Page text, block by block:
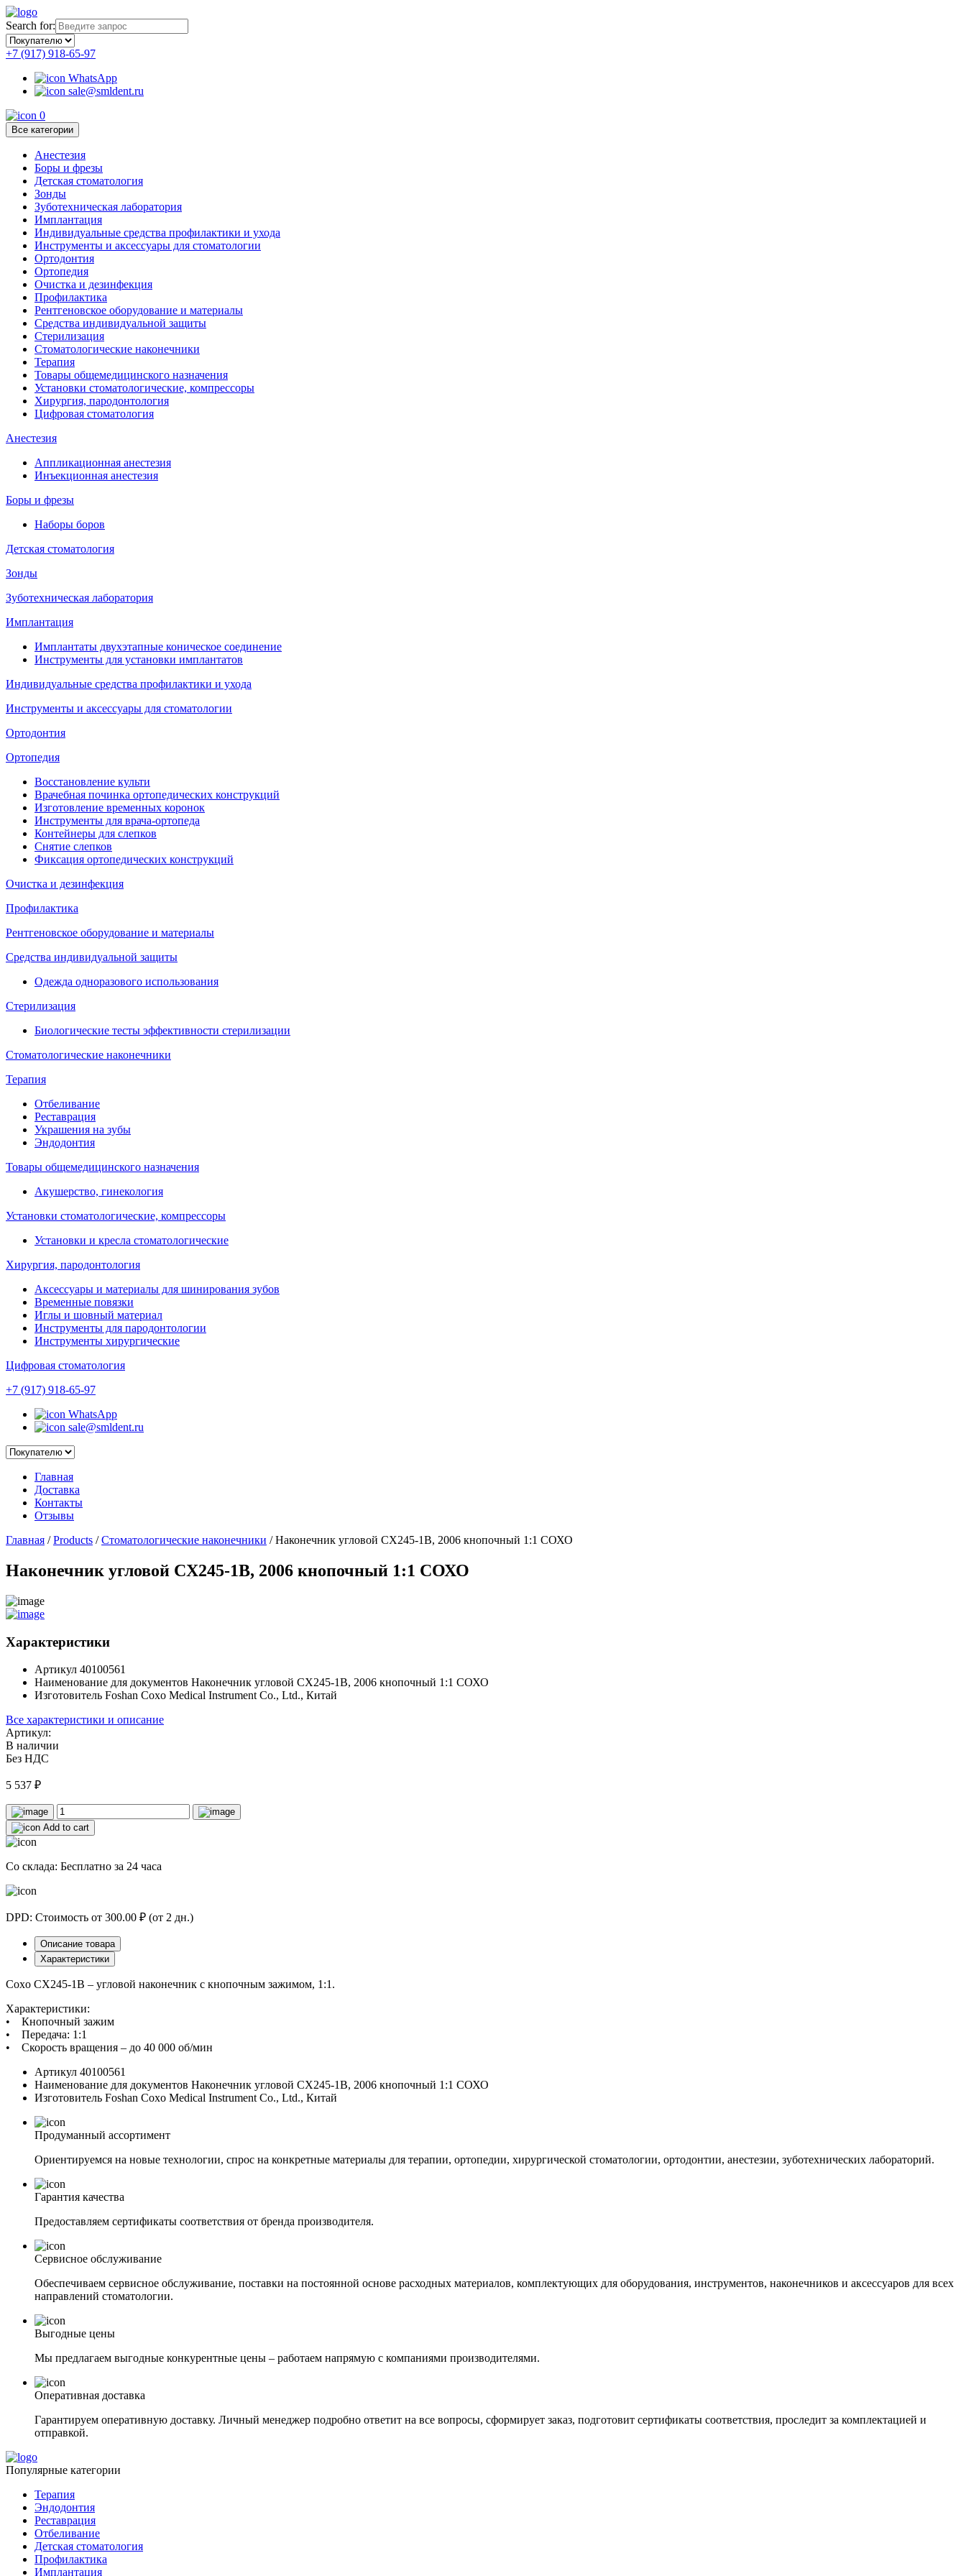
Search for:
+7 (917) 918-65-97
WhatsApp
sale@smldent.ru
0
Все категории
Анестезия
Боры и фрезы
Детская стоматология
Зонды
Зуботехническая лаборатория
Имплантация
Индивидуальные средства профилактики и ухода
Инструменты и аксессуары для стоматологии
Ортодонтия
Ортопедия
Очистка и дезинфекция
Профилактика
Рентгеновское оборудование и материалы
Средства индивидуальной защиты
Стерилизация
Стоматологические наконечники
Терапия
Товары общемедицинского назначения
Установки стоматологические, компрессоры
Хирургия, пародонтология
Цифровая стоматология
Анестезия
Аппликационная анестезия
Инъекционная анестезия
Боры и фрезы
Наборы боров
Детская стоматология
Зонды
Зуботехническая лаборатория
Имплантация
Имплантаты двухэтапные коническое соединение
Инструменты для установки имплантатов
Индивидуальные средства профилактики и ухода
Инструменты и аксессуары для стоматологии
Ортодонтия
Ортопедия
Восстановление культи
Врачебная починка ортопедических конструкций
Изготовление временных коронок
Инструменты для врача-ортопеда
Контейнеры для слепков
Снятие слепков
Фиксация ортопедических конструкций
Очистка и дезинфекция
Профилактика
Рентгеновское оборудование и материалы
Средства индивидуальной защиты
Одежда одноразового использования
Стерилизация
Биологические тесты эффективности стерилизации
Стоматологические наконечники
Терапия
Отбеливание
Реставрация
Украшения на зубы
Эндодонтия
Товары общемедицинского назначения
Акушерство, гинекология
Установки стоматологические, компрессоры
Установки и кресла стоматологические
Хирургия, пародонтология
Аксессуары и материалы для шинирования зубов
Временные повязки
Иглы и шовный материал
Инструменты для пародонтологии
Инструменты хирургические
Цифровая стоматология
+7 (917) 918-65-97
WhatsApp
sale@smldent.ru
Главная
Доставка
Контакты
Отзывы
Главная / Products / Стоматологические наконечники /Наконечник угловой CX245-1B, 2006 кнопочный 1:1 СОХО
Наконечник угловой CX245-1B, 2006 кнопочный 1:1 СОХО
Характеристики
Артикул 40100561
Наименование для документов Наконечник угловой CX245-1B, 2006 кнопочный 1:1 СОХО
Изготовитель Foshan Coxo Medical Instrument Co., Ltd., Китай
Все характеристики и описание
Артикул:
В наличии
Без НДС
5 537 ₽
Add to cart
Со склада: Бесплатно за 24 часа
DPD: Стоимость от 300.00 ₽ (от 2 дн.)
Описание товара
Характеристики
Coxo CX245-1B – угловой наконечник с кнопочным зажимом, 1:1.
Характеристики:
• Кнопочный зажим
• Передача: 1:1
• Скорость вращения – до 40 000 об/мин
Артикул 40100561
Наименование для документов Наконечник угловой CX245-1B, 2006 кнопочный 1:1 СОХО
Изготовитель Foshan Coxo Medical Instrument Co., Ltd., Китай
Продуманный ассортимент
Ориентируемся на новые технологии, спрос на конкретные материалы для терапии, ортопедии, хирургической стоматологии, ортодонтии, анестезии, зуботехнических лабораторий.
Гарантия качества
Предоставляем сертификаты соответствия от бренда производителя.
Сервисное обслуживание
Обеспечиваем сервисное обслуживание, поставки на постоянной основе расходных материалов, комплектующих для оборудования, инструментов, наконечников и аксессуаров для всех
направлений стоматологии.
Выгодные цены
Мы предлагаем выгодные конкурентные цены – работаем напрямую с компаниями производителями.
Оперативная доставка
Гарантируем оперативную доставку. Личный менеджер подробно ответит на все вопросы, сформирует заказ, подготовит сертификаты соответствия, проследит за комплектацией и
отправкой.
Популярные категории
Терапия
Эндодонтия
Реставрация
Отбеливание
Детская стоматология
Профилактика
Имплантация